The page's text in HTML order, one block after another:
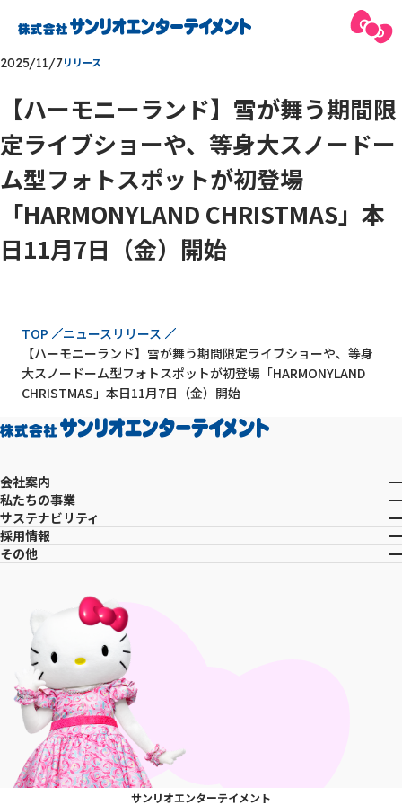
2025/11/7リリース
【ハーモニーランド】雪が舞う期間限
定ライブショーや、等身大スノードー
ム型フォトスポットが初登場
「HARMONYLAND CHRISTMAS」本
日11月7日（金）開始
現在位置
TOP
ニュースリリース
【ハーモニーランド】雪が舞う期間限定ライブショーや、等身
大スノードーム型フォトスポットが初登場「HARMONYLAND
CHRISTMAS」本日11月7日（金）開始
会社案内
私たちの事業
サステナビリティ
採用情報
その他
サンリオエンターテイメント